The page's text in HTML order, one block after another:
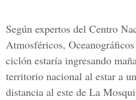
Según expertos del Centro
Atmosféricos,
ciclón estaría ingresando
territorio nacional al estar a
distancia al este de La